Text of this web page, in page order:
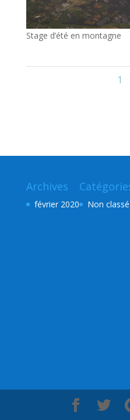
Stage d’été en montagne
1
Archives
février 2020 Non classé